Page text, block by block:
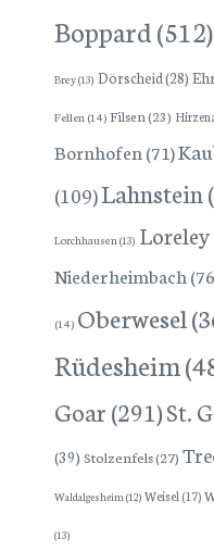
Boppard (512)
Brey(13) Dörscheid(28)
Fellen (14) Filsen(23)
Bornhofen (71)
(109)Lahnstein
Lorchhausen (13) Loreley
Niederheimbach
(14) Oberwesel
Rüdesheim
Goar(291)St.
(39) Stolzenfels(27)
Waldalgesheim (12) Weisel (17)
(13)